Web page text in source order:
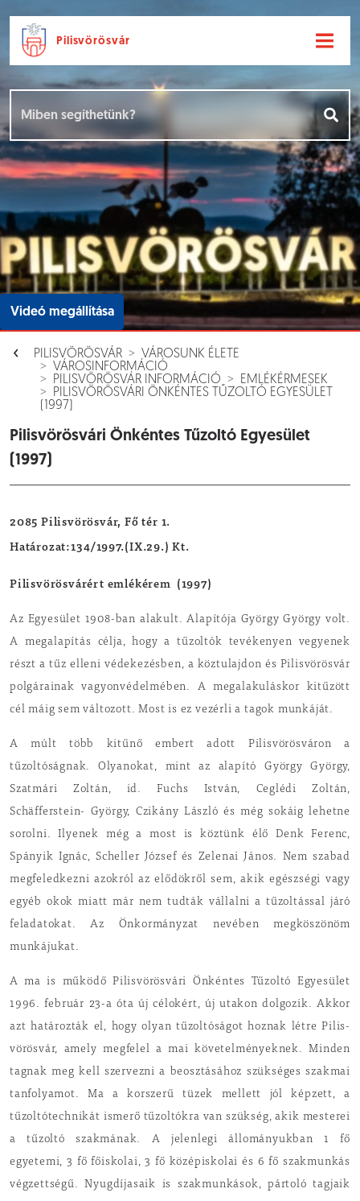
Ugrás a fő tartalomhoz
Pilisvörösvár
Videó megállítása
PILISVÖRÖSVÁR
VÁROSUNK ÉLETE
VÁROSINFORMÁCIÓ
PILISVÖRÖSVÁR INFORMÁCIÓ
EMLÉKÉRMESEK
PILISVÖRÖSVÁRI ÖNKÉNTES TŰZOLTÓ EGYESÜLET
(1997)
Pilisvörösvári Önkéntes Tűzoltó Egyesület
(1997)
2085 Pilisvörösvár, Fő tér 1.
Határozat:134/1997.(IX.29.) Kt.
Pilisvörösvárért emlékérem (1997)
Az Egyesület 1908-ban alakult. Alapítója György György volt.
A megalapítás célja, hogy a tűzoltók tevékenyen vegyenek
részt a tűz elleni védekezésben, a köztulajdon és Pilisvörösvár
polgárainak vagyonvédelmében. A megalakuláskor kitűzött
cél máig sem változott. Most is ez vezérli a tagok munkáját.
A múlt több kitűnő embert adott Pilisvörösváron a
tűzoltóságnak. Olyanokat, mint az alapító György György,
Szatmári Zoltán, id. Fuchs István, Ceglédi Zoltán,
Schäfferstein- György, Czikány László és még sokáig lehetne
sorolni. Ilyenek még a most is köztünk élő Denk Ferenc,
Spányik Ignác, Scheller József és Zelenai János. Nem szabad
megfeledkezni azokról az elődökről sem, akik egészségi vagy
egyéb okok miatt már nem tudták vállalni a tűzoltással járó
feladatokat. Az Önkormányzat nevében megköszönöm
munkájukat.
A ma is működő Pilisvörösvári Önkéntes Tűzoltó Egyesület
1996. február 23-a óta új célokért, új utakon dolgozik. Akkor
azt határozták el, hogy olyan tűzoltóságot hoznak létre Pilis-
vörösvár, amely megfelel a mai követelményeknek. Minden
tagnak meg kell szervezni a beosztásához szükséges szakmai
tanfolyamot. Ma a korszerű tüzek mellett jól képzett, a
tűzoltótechnikát ismerő tűzoltókra van szükség, akik mesterei
a tűzoltó szakmának. A jelenlegi állományukban 1 fő
egyetemi, 3 fő főiskolai, 3 fő középiskolai és 6 fő szakmunkás
végzettségű. Nyugdíjasaik is szakmunkások, pártoló tagjaik
Hírek [
Események []
Dokumentumok [
Aloldalak []